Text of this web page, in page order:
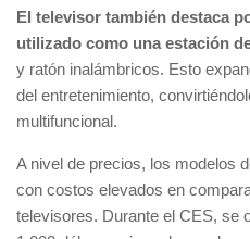
El televisor también destaca
utilizado como una estación
y ratón inalámbricos. Esto
del entretenimiento,
multifuncional.
A nivel de precios, los modelos
con costos elevados en
televisores. Durante el CES, se